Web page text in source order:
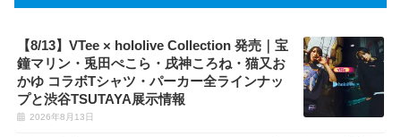
2026年8月13日
【8/13】VTee × hololive Collection 発売｜宝
鐘マリン・兎田ぺこら・戌神ころね・猫又お
かゆ コラボTシャツ・パーカー全ラインナッ
プと渋谷TSUTAYA展示情報